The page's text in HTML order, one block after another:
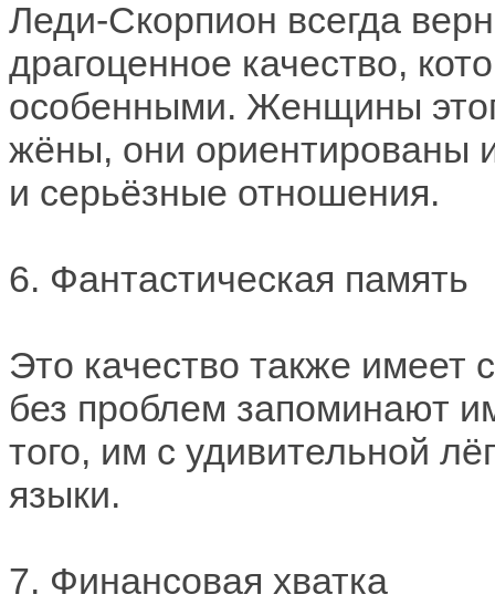
Леди-Скорпион всегда
драгоценное качество,
особенными. Женщины
жёны, они ориентированы
и серьёзные отношения.
6. Фантастическая память
Это качество также
без проблем запоминают
того, им с удивительной
языки.
7. Финансовая хватка